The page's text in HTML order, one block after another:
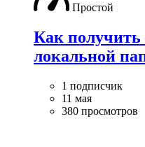
Простой
Как получить
локальной
1 подписчик
11 мая
380 просмотров